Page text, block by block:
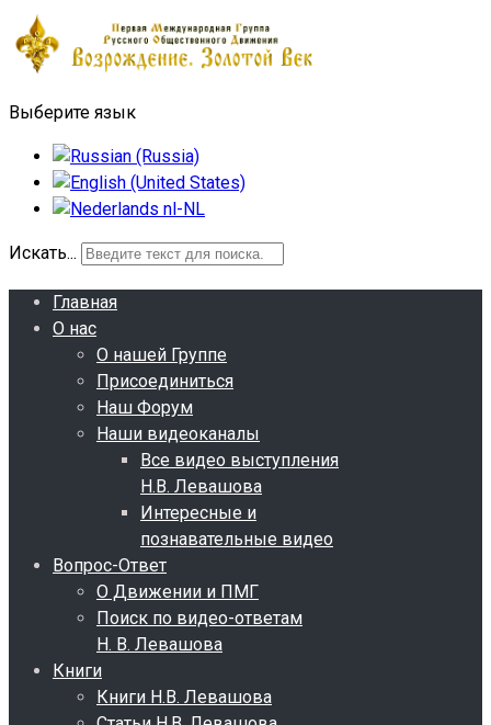
Выберите язык
Искать...
Главная
О нас
О нашей Группе
Присоединиться
Наш Форум
Наши видеоканалы
Все видео выступления
Н.В. Левашова
Интересные и
познавательные видео
Вопрос-Ответ
О Движении и ПМГ
Поиск по видео-ответам
Н. В. Левашова
Книги
Книги Н.В. Левашова